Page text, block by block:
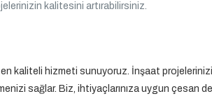
kalitesini artırabilirsiniz.
kaliteli hizmeti sunuyoruz. İnşaat
sağlar. Biz, ihtiyaçlarınıza uygun çesan